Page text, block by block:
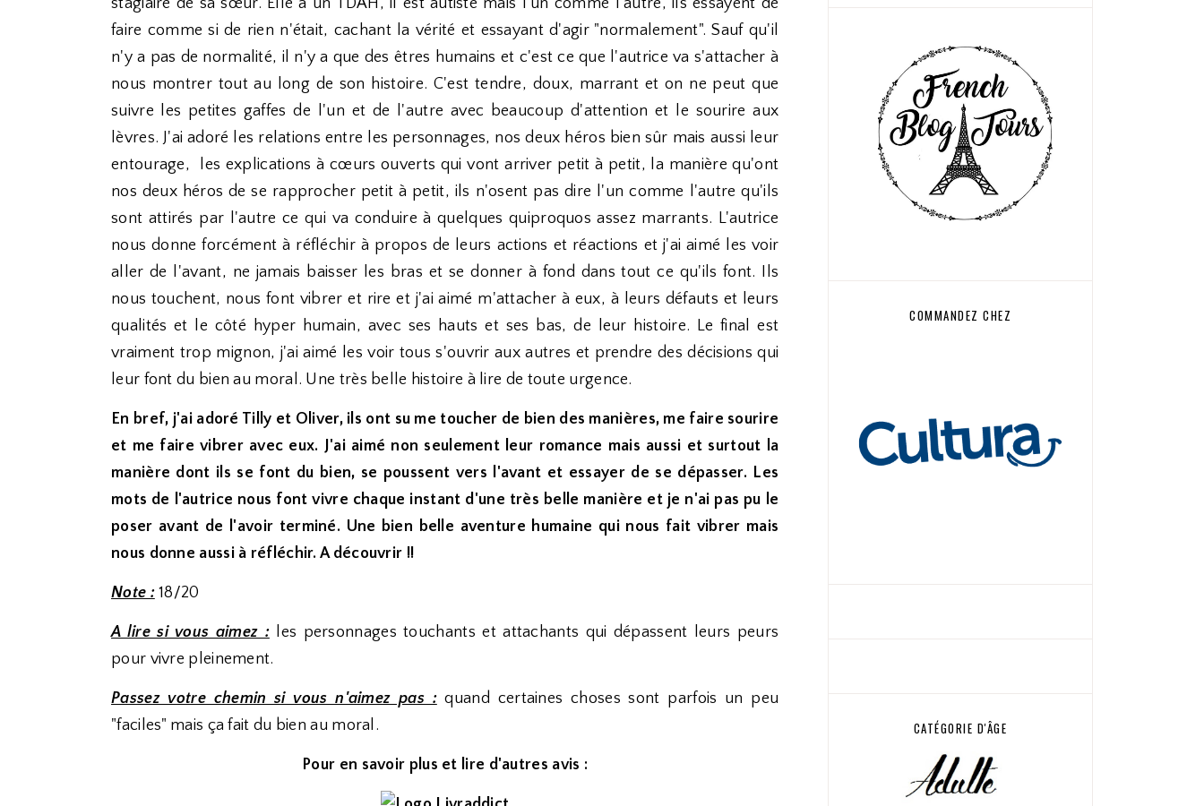
stagiaire de sa sœur. Elle a un TDAH, il est autiste mais l'un comme l'autre, ils essayent de
faire comme si de rien n'était, cachant la vérité et essayant d'agir "normalement". Sauf qu'il
n'y a pas de normalité, il n'y a que des êtres humains et c'est ce que l'autrice va s'attacher à
nous montrer tout au long de son histoire. C'est tendre, doux, marrant et on ne peut que
suivre les petites gaffes de l'un et de l'autre avec beaucoup d'attention et le sourire aux
lèvres. J'ai adoré les relations entre les personnages, nos deux héros bien sûr mais aussi leur
entourage, les explications à cœurs ouverts qui vont arriver petit à petit, la manière qu'ont
nos deux héros de se rapprocher petit à petit, ils n'osent pas dire l'un comme l'autre qu'ils
sont attirés par l'autre ce qui va conduire à quelques quiproquos assez marrants. L'autrice
nous donne forcément à réfléchir à propos de leurs actions et réactions et j'ai aimé les voir
aller de l'avant, ne jamais baisser les bras et se donner à fond dans tout ce qu'ils font. Ils
nous touchent, nous font vibrer et rire et j'ai aimé m'attacher à eux, à leurs défauts et leurs
qualités et le côté hyper humain, avec ses hauts et ses bas, de leur histoire. Le final est
vraiment trop mignon, j'ai aimé les voir tous s'ouvrir aux autres et prendre des décisions qui
leur font du bien au moral. Une très belle histoire à lire de toute urgence.
En bref, j'ai adoré Tilly et Oliver, ils ont su me toucher de bien des manières, me faire sourire
et me faire vibrer avec eux. J'ai aimé non seulement leur romance mais aussi et surtout la
manière dont ils se font du bien, se poussent vers l'avant et essayer de se dépasser. Les
mots de l'autrice nous font vivre chaque instant d'une très belle manière et je n'ai pas pu le
poser avant de l'avoir terminé. Une bien belle aventure humaine qui nous fait vibrer mais
nous donne aussi à réfléchir. A découvrir !!
Note :18/20
A lire si vous aimez :les personnages touchants et attachants qui dépassent leurs peurs
pour vivre pleinement.
Passez votre chemin si vous n'aimez pas :quand certaines choses sont parfois un peu
"faciles" mais ça fait du bien au moral.
Pour en savoir plus et lire d'autres avis :
COMMANDEZ CHEZ
CATÉGORIE D'ÂGE